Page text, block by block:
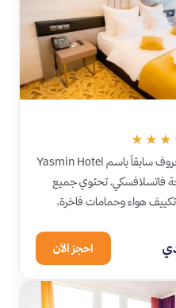
يقع فندق غرانديوم براغ الرائع والمعروف سابقاً باسم Yasmin Hotel
فاتسلافسكي، تحتوي جميع
هواء وحمامات فاخرة،
احجز الآن